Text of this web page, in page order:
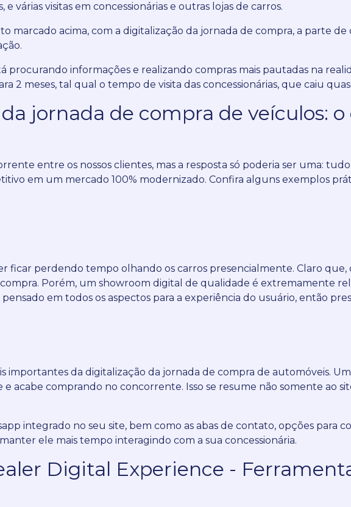
e várias visitas em concessionárias e outras lojas de carros.
marcado acima, com a digitalização da jornada de compra, a parte
procurando informações e realizando compras mais pautadas na
2 meses, tal qual o tempo de visita das concessionárias, que caiu
jornada de compra de veículos:
entre os nossos clientes, mas a resposta só poderia ser uma: tudo.
em um mercado 100% modernizado. Confira alguns exemplos
ficar perdendo tempo olhando os carros presencialmente. Claro
Porém, um showroom digital de qualidade é extremamente
em todos os aspectos para a experiência do usuário, então
importantes da digitalização da jornada de compra de automóveis.
e acabe comprando no concorrente. Isso se resume não somente ao
integrado no seu site, bem como as abas de contato, opções para
ele mais tempo interagindo com a sua concessionária.
Digital Experience -